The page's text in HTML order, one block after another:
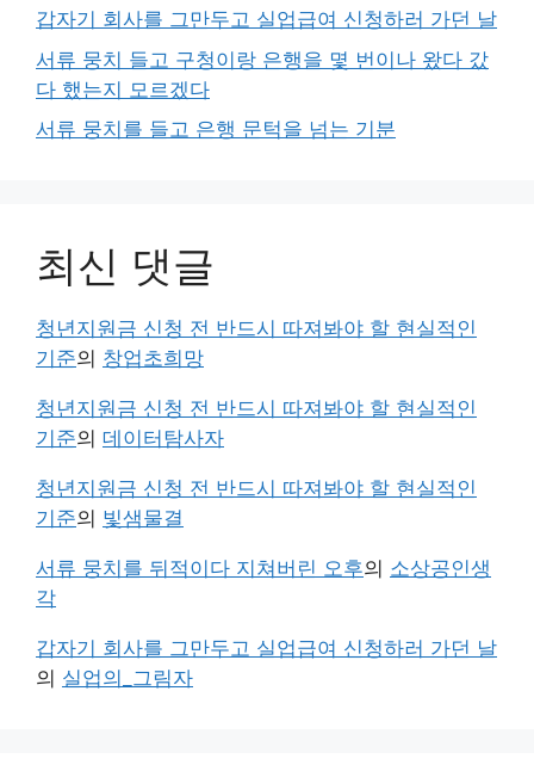
갑자기 회사를 그만두고 실업급여 신청하러 가던 날
서류 뭉치 들고 구청이랑 은행을 몇 번이나 왔다 갔
다 했는지 모르겠다
서류 뭉치를 들고 은행 문턱을 넘는 기분
최신 댓글
청년지원금 신청 전 반드시 따져봐야 할 현실적인
기준의 창업초희망
청년지원금 신청 전 반드시 따져봐야 할 현실적인
기준의 데이터탐사자
청년지원금 신청 전 반드시 따져봐야 할 현실적인
기준의 빛샘물결
서류 뭉치를 뒤적이다 지쳐버린 오후의 소상공인생
각
갑자기 회사를 그만두고 실업급여 신청하러 가던 날
의 실업의_그림자